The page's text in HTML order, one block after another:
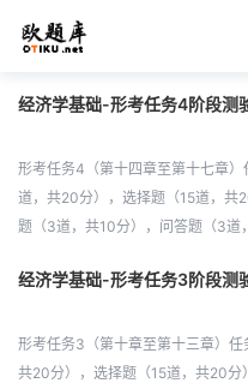
经济学基础-形考任务4阶段测
形考任务4（第十四章至第十七章
道，共20分），选择题（15道，共
题（3道，共10分），问答题（3道
经济学基础-形考任务3阶段测
形考任务3（第十章至第十三章）任
共20分），选择题（15道，共20